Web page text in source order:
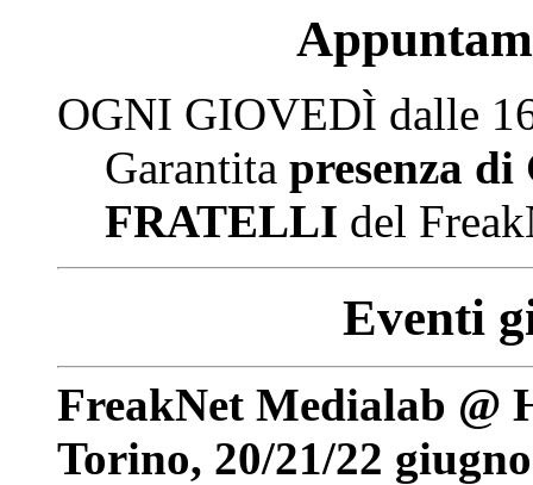
OGNI GIOVEDÌ dalle
Garantita presenza
FRATELLI del
Eventi
FreakNet Medialab @
Torino, 20/21/22 giugno